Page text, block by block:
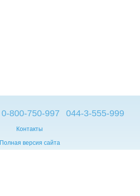
0-800-750-997 044-3-555-999
Контакты
Полная версия сайта